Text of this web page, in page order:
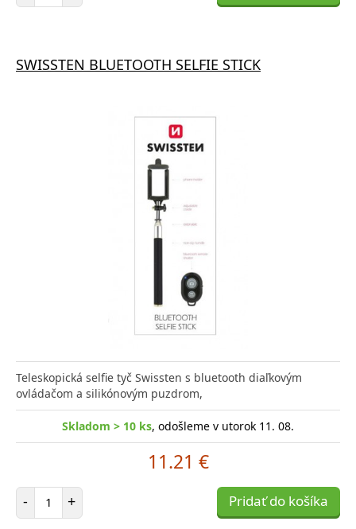
SWISSTEN BLUETOOTH SELFIE STICK
Teleskopická selfie tyč Swissten s bluetooth diaľkovým
ovládačom a silikónovým puzdrom,
Skladom > 10 ks, odošleme v utorok 11. 08.
11.21 €
- Počet položiek
+ Pridať do košíka